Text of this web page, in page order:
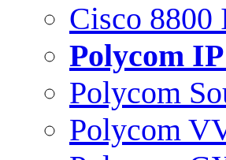
Cisco 8800
Polycom
Polycom
Polycom